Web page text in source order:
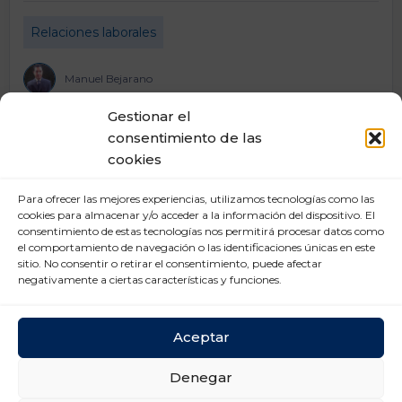
Gestionar el
consentimiento de las
cookies
Para ofrecer las mejores experiencias, utilizamos tecnologías como las
cookies para almacenar y/o acceder a la información del dispositivo. El
consentimiento de estas tecnologías nos permitirá procesar datos como
el comportamiento de navegación o las identificaciones únicas en este
sitio. No consentir o retirar el consentimiento, puede afectar
negativamente a ciertas características y funciones.
Aceptar
Denegar
Relaciones laborales
Manuel Bejarano